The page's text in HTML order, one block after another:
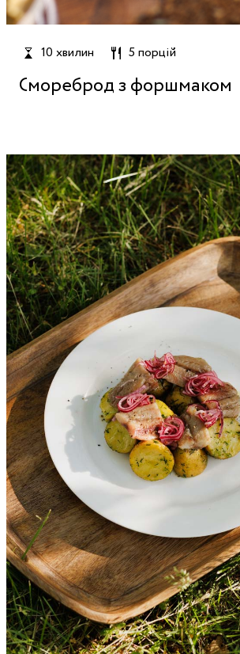
10 хвилин 5 порцій
Смореброд з форшмаком